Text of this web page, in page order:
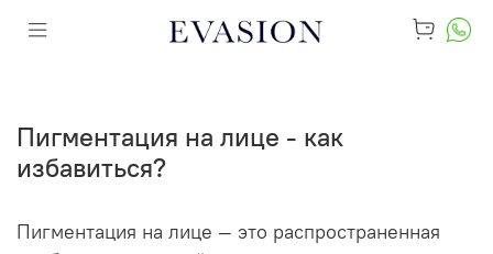
Пигментация на лице - как
избавиться?
Пигментация на лице — это распространенная